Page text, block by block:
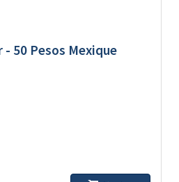
50 Pesos Mexique